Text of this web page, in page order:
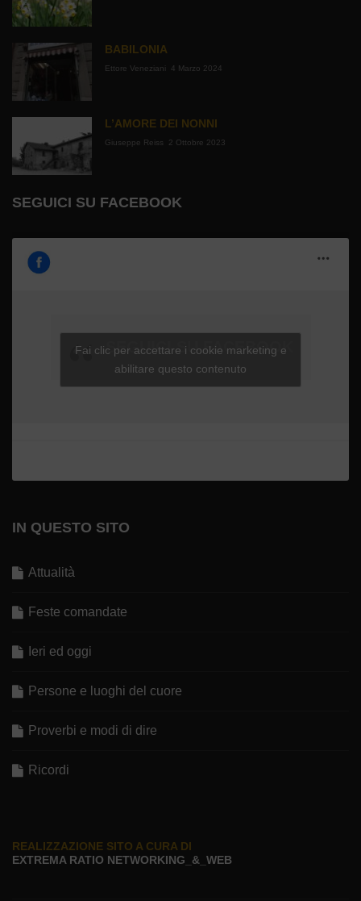
BABILONIA
Ettore Veneziani 4 Marzo 2024
L’AMORE DEI NONNI
Giuseppe Reiss 2 Ottobre 2023
SEGUICI SU FACEBOOK
SEGUICI SU FACEBOOK
Fai clic per accettare i cookie marketing e
abilitare questo contenuto
IN QUESTO SITO
Attualità
Feste comandate
Ieri ed oggi
Persone e luoghi del cuore
Proverbi e modi di dire
Ricordi
REALIZZAZIONE SITO A CURA DI
EXTREMA RATIO NETWORKING_&_WEB